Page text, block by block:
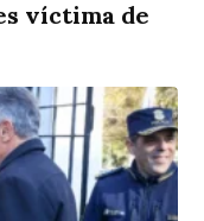
víctima de